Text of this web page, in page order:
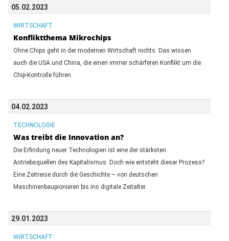
05.02.2023
WIRTSCHAFT
Konfliktthema Mikrochips
Ohne Chips geht in der modernen Wirtschaft nichts. Das wissen
auch die USA und China, die einen immer schärferen Konflikt um die
Chip-Kontrolle führen.
04.02.2023
TECHNOLOGIE
Was treibt die Innovation an?
Die Erfindung neuer Technologien ist eine der stärksten
Antriebsquellen des Kapitalismus. Doch wie entsteht dieser Prozess?
Eine Zeitreise durch die Geschichte – von deutschen
Maschinenbaupionieren bis ins digitale Zeitalter.
29.01.2023
WIRTSCHAFT